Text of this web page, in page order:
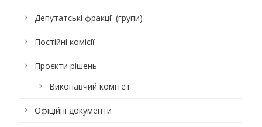
Депутатські фракції (групи)
Постійні комісії
Проєкти рішень
Виконавчий комітет
Офіційні документи